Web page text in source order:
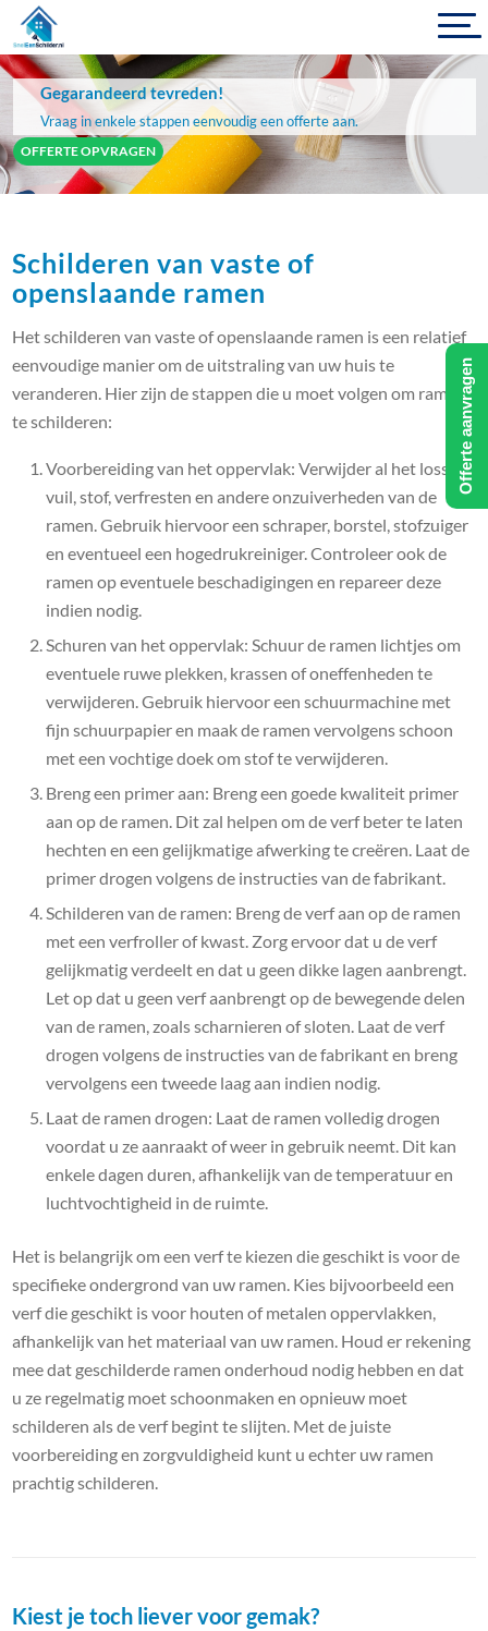
Gegarandeerd tevreden!
Vraag in enkele stappen eenvoudig een offerte aan.
OFFERTE OPVRAGEN
Schilderen van vaste of
openslaande ramen
Het schilderen van vaste of openslaande ramen is een relatief
eenvoudige manier om de uitstraling van uw huis te
veranderen. Hier zijn de stappen die u moet volgen om ramen
te schilderen:
Voorbereiding van het oppervlak: Verwijder al het losse
vuil, stof, verfresten en andere onzuiverheden van de
ramen. Gebruik hiervoor een schraper, borstel, stofzuiger
en eventueel een hogedrukreiniger. Controleer ook de
ramen op eventuele beschadigingen en repareer deze
indien nodig.
Schuren van het oppervlak: Schuur de ramen lichtjes om
eventuele ruwe plekken, krassen of oneffenheden te
verwijderen. Gebruik hiervoor een schuurmachine met
fijn schuurpapier en maak de ramen vervolgens schoon
met een vochtige doek om stof te verwijderen.
Breng een primer aan: Breng een goede kwaliteit primer
aan op de ramen. Dit zal helpen om de verf beter te laten
hechten en een gelijkmatige afwerking te creëren. Laat de
primer drogen volgens de instructies van de fabrikant.
Schilderen van de ramen: Breng de verf aan op de ramen
met een verfroller of kwast. Zorg ervoor dat u de verf
gelijkmatig verdeelt en dat u geen dikke lagen aanbrengt.
Let op dat u geen verf aanbrengt op de bewegende delen
van de ramen, zoals scharnieren of sloten. Laat de verf
drogen volgens de instructies van de fabrikant en breng
vervolgens een tweede laag aan indien nodig.
Laat de ramen drogen: Laat de ramen volledig drogen
voordat u ze aanraakt of weer in gebruik neemt. Dit kan
enkele dagen duren, afhankelijk van de temperatuur en
luchtvochtigheid in de ruimte.
Het is belangrijk om een verf te kiezen die geschikt is voor de
specifieke ondergrond van uw ramen. Kies bijvoorbeeld een
verf die geschikt is voor houten of metalen oppervlakken,
afhankelijk van het materiaal van uw ramen. Houd er rekening
mee dat geschilderde ramen onderhoud nodig hebben en dat
u ze regelmatig moet schoonmaken en opnieuw moet
schilderen als de verf begint te slijten. Met de juiste
voorbereiding en zorgvuldigheid kunt u echter uw ramen
prachtig schilderen.
Kiest je toch liever voor gemak?
Offerte aanvragen